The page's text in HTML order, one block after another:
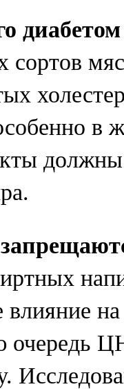
сортов
в
влияние
очередь